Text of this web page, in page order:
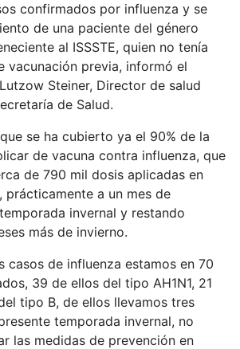
confirmados por influenza y se
de una paciente del género
al ISSSTE, quien no tenía
vacunación previa, informó el
Steiner, Director de salud
de Salud.
se ha cubierto ya el 90% de la
de vacuna contra influenza, que
de 790 mil dosis aplicadas en
prácticamente a un mes de
invernal y restando
más de invierno.
casos de influenza estamos en 70
39 de ellos del tipo AH1N1, 21
tipo B, de ellos llevamos tres
temporada invernal, no
las medidas de prevención en